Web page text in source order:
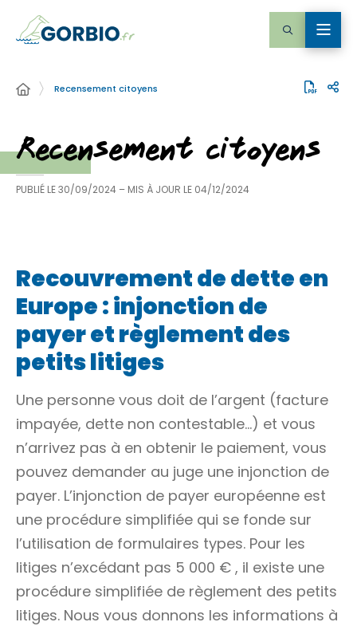
Recensement citoyens
Recensement citoyens
PUBLIÉ LE30/09/2024 – MIS À JOUR LE 04/12/2024
Recouvrement de dette en
Europe : injonction de
payer et règlement des
petits litiges
Une personne vous doit de l’argent (facture
impayée, dette non contestable…) et vous
n’arrivez pas à en obtenir le paiement, vous
pouvez demander au juge une injonction de
payer. L’injonction de payer européenne est
une procédure simplifiée qui se fonde sur
l’utilisation de formulaires types. Pour les
litiges n’excédant pas 5 000 € , il existe une
procédure simplifiée de règlement des petits
litiges. Nous vous donnons les informations à